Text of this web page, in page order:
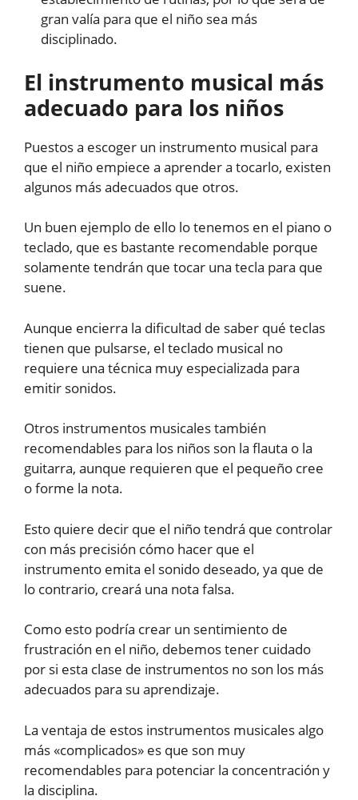
gran valía para que el niño sea más
disciplinado.
El instrumento musical más
adecuado para los niños
Puestos a escoger un instrumento musical para
que el niño empiece a aprender a tocarlo, existen
algunos más adecuados que otros.
Un buen ejemplo de ello lo tenemos en el piano o
teclado, que es bastante recomendable porque
solamente tendrán que tocar una tecla para que
suene.
Aunque encierra la dificultad de saber qué teclas
tienen que pulsarse, el teclado musical no
requiere una técnica muy especializada para
emitir sonidos.
Otros instrumentos musicales también
recomendables para los niños son la flauta o la
guitarra, aunque requieren que el pequeño cree
o forme la nota.
Esto quiere decir que el niño tendrá que controlar
con más precisión cómo hacer que el
instrumento emita el sonido deseado, ya que de
lo contrario, creará una nota falsa.
Como esto podría crear un sentimiento de
frustración en el niño, debemos tener cuidado
por si esta clase de instrumentos no son los más
adecuados para su aprendizaje.
La ventaja de estos instrumentos musicales algo
más «complicados» es que son muy
recomendables para potenciar la concentración y
la disciplina.